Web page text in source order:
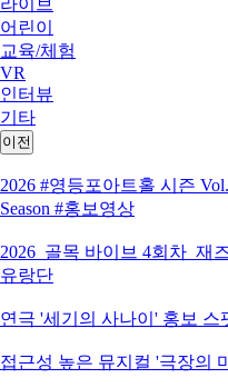
라이브
어린이
교육/체험
VR
인터뷰
기타
이전
2026 #영등포아트홀 시즌
Season #홍보영상
2026_골목 바이브 4회차_재
유랑단
연극 '세기의 사나이' 홍보 스
접근성 높은 뮤지컬 '극장의